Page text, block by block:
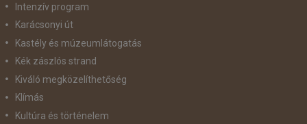
Intenzív program
Karácsonyi út
Kastély és múzeumlátogatás
Kék zászlós strand
Kiváló megközelíthetőség
Klímás
Kultúra és történelem